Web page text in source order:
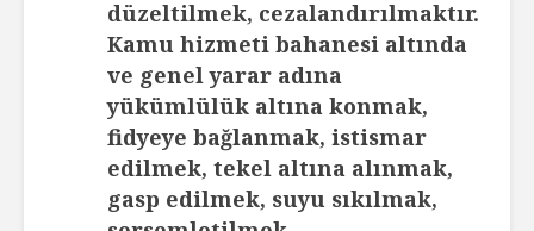
düzeltilmek, cezalandırılmaktır.
Kamu hizmeti bahanesi altında
ve genel yarar adına
yükümlülük altına konmak,
fidyeye bağlanmak, istismar
edilmek, tekel altına alınmak,
gasp edilmek, suyu sıkılmak,